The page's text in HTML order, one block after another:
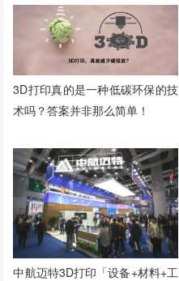
3D打印真的是一种低碳环保的技
术吗？答案并非那么简单！
中航迈特3D打印「设备+材料+工